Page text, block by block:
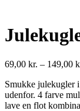
69,00 kr. – 149,00
Smukke julekugler
udenfor. 4 farve
lave en flot